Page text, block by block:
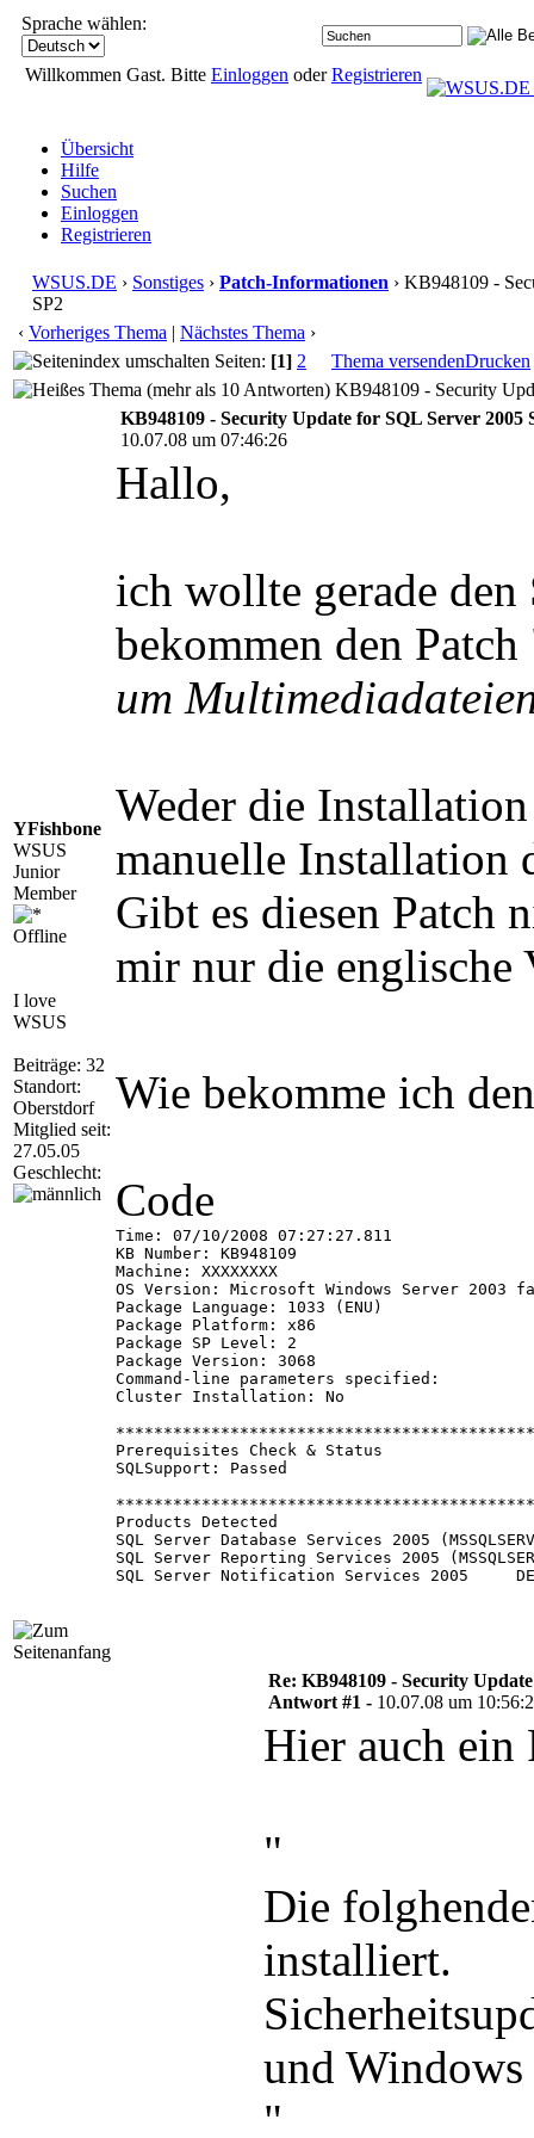
Sprache wählen:
Willkommen Gast. Bitte Einloggen oderRegistrieren
Übersicht
Hilfe
Suchen
Einloggen
Registrieren
WSUS.DE › Sonstiges › Patch-Informationen › KB948109 -
SP2
‹ Vorheriges Thema | Nächstes Thema ›
Seiten: [1] 2 Thema versendenDrucken
KB948109 - Security
YFishbone
WSUS
Junior
Member
Offline
I love
WSUS
Beiträge: 32
Standort:
Oberstdorf
Mitglied seit:
27.05.05
Geschlecht:
KB948109 - Security Update for SQL Server 2005
10.07.08 um 07:46:26
Hallo,
ich wollte gerade den
bekommen den
um
Weder die
manuelle Installation
Gibt es diesen Patch
mir nur die englische
Wie bekomme ich
Code
Time: 07/10/2008 07:27:27.811
KB Number: KB948109
Machine: XXXXXXXX
OS Version: Microsoft Windows Server
Package Language: 1033 (ENU)
Package Platform: x86
Package SP Level: 2
Package Version: 3068
Command-line parameters specified:
Cluster Installation: No
Prerequisites Check & Status
SQLSupport: Passed
Products Detected				 Language  Level  Patch Level	 Platform  Edition
SQL Server Database Services 2005 (MSSQLSERVER)  DEU	 SP2    2005.090.3054.00
SQL Server Reporting Services 2005 (MSSQLSERVER)  DEU	 SP2	 9.00.3054.00
SQL Server Notification Services 2005     DEU	 SP2	 9.00.3054.00  x86
Processes Locking Files
Product Version (Previous): 3054
Product Version (Final)   :
Error Description	   : Die Windows Installer MSP-Datei konnte nicht installiert werden
Re: KB948109 - Security
Antwort #1 - 10.07.08 um
Hier auch
"
Die
installiert.
und
"